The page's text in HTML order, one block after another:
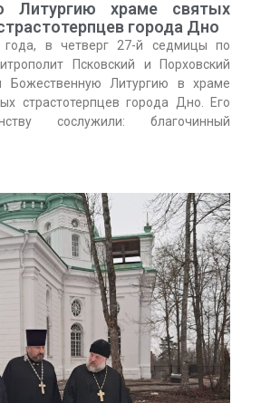
Литургию храме святых
города Дно
в четверг 27-й седмицы по
Псковский и Порховский
Божественную Литургию в храме
страстотерпцев города Дно. Его
сослужили: благочинный